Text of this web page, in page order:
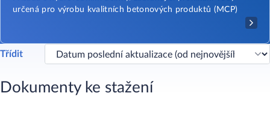
určená pro výrobu kvalitních betonových produktů (MCP)
Třídit
Dokumenty ke stažení